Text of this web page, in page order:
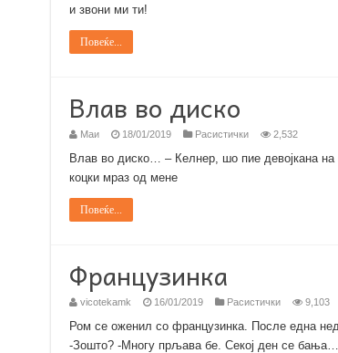
и звони ми ти!
Повеќе...
Влав во диско
Маи 18/01/2019 Расистички 2,532
Влав во диско… – Келнер, шо пие девојкана
коцки мраз од мене
Повеќе...
Французинка
vicotekamk 16/01/2019 Расистички 9,103
Ром се оженил со французинка. После една
-Зошто? -Многу прљава бе. Секој ден се бања…